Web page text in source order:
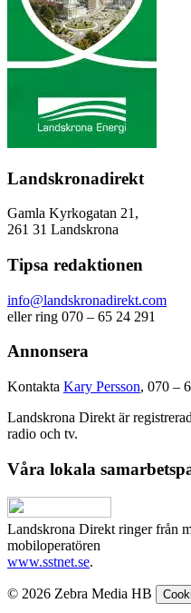
Landskronadirekt
Gamla Kyrkogatan 21,
261 31 Landskrona
Tipsa redaktionen
info@landskronadirekt.com
eller ring 070 – 65 24 291
Annonsera
Kontakta Kary Persson, 070 –
Landskrona Direkt är
radio och tv.
Våra lokala
Landskrona Direkt ringer från
mobiloperatören
www.sstnet.se.
© 2026 Zebra Media HB